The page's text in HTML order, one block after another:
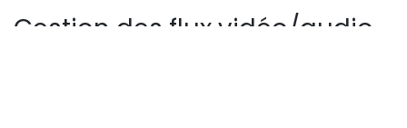
Gestion des flux vidéo/audio